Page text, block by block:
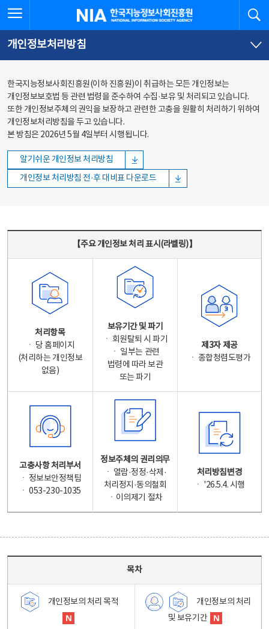
바로가기
바로가기
한국지능정보사회진흥원
개인정보처리방침
한국지능정보사회진흥원(이하 진흥원)이 취급하는 모든 개인정보는
개인정보보호법 등 관련 법령을 준수하여 수집·보유 및 처리되고 있습니다.
또한 개인정보주체의 권익을 보장하고 관련한 고충을 원활히 처리하기 위하여
개인정보처리방침을 두고 있습니다.
본 방침은 2026년 5월 4일부터 시행됩니다.
알기쉬운 개인정보 처리방침
개인정보 처리방침 전·후 대비표 다운로드
【주요 개인정보 처리 표시(라벨링)】
처리항목
ㆍ 당 홈페이지
(처리하는 개인정보
없음)
보유기간 및 파기
ㆍ 회원탈퇴 시 파기
ㆍ 일부는 관련
법령에 따라 보관
또는 파기
제3자 제공
ㆍ 종합청렴도평가
고충사항 처리부서
ㆍ 정보보안정책팀
ㆍ 053-230-1035
정보주체의 권리의무
ㆍ 열람·정정·삭제·
처리정지·동의철회
ㆍ이의제기 절차
처리방침변경
ㆍ '26.5.4. 시행
목차
개인정보의 처리 목적
개인정보의 처리
및 보유기간